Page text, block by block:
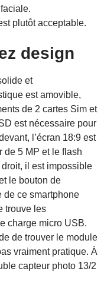
plutôt acceptable.
design
et
est amovible,
de 2 cartes Sim et
est nécessaire pour
l’écran 18:9 est
de 5 MP et le flash
il est impossible
le bouton de
de ce smartphone
trouve les
charge micro USB.
de trouver le module
vraiment pratique. À
capteur photo 13/2